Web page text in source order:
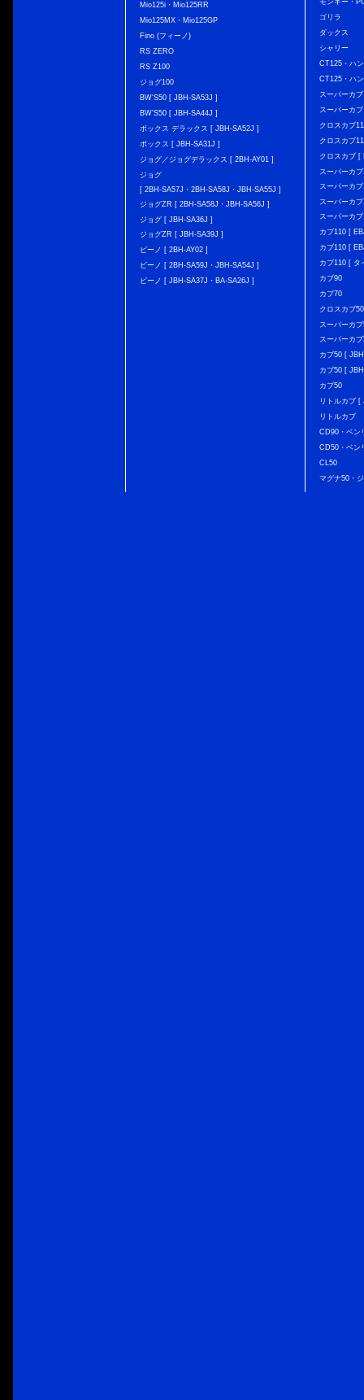
Mio125i・Mio125RR
Mio125MX・Mio125GP
Fino (フィーノ)
RS ZERO
RS Z100
ジョグ100
BW'S50 [ JBH-SA53J ]
BW'S50 [ JBH-SA44J ]
ボックス デラックス [ JBH-SA52J ]
ボックス [ JBH-SA31J ]
ジョグ／ジョグデラックス [ 2BH-AY01 ]
ジョグ
[ 2BH-SA57J・2BH-SA58J・JBH-SA55J ]
ジョグZR [ 2BH-SA58J・JBH-SA56J ]
ジョグ [ JBH-SA36J ]
ジョグZR [ JBH-SA39J ]
ビーノ [ 2BH-AY02 ]
ビーノ [ 2BH-SA59J・JBH-SA54J ]
ビーノ [ JBH-SA37J・BA-SA26J ]
モンキー・
ゴリラ
ダックス
シャリー
CT125・ハ
CT125・ハ
スーパーカ
スーパーカ
クロスカブ
クロスカブ
クロスカブ [
スーパーカ
スーパーカ
スーパーカ
スーパーカ
カブ110 [
カブ110 [
カブ110 [ タ
カブ90
カブ70
クロスカブ
スーパーカ
スーパーカ
カブ50 [
カブ50 [
カブ50
リトルカブ
リトルカブ
CD90・ベン
CD50・ベン
CL50
マグナ50・